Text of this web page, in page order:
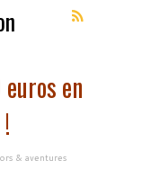
en
& aventures